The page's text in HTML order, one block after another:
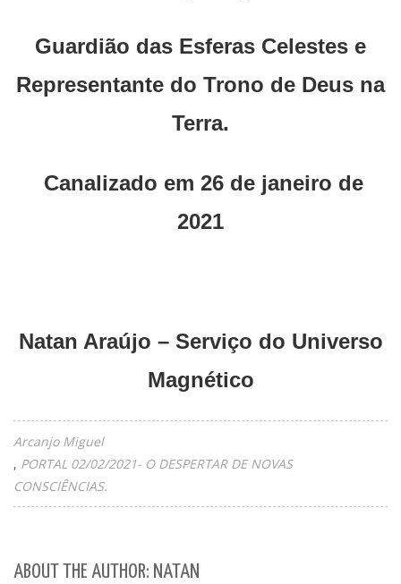
Guardião das Esferas Celestes e
Representante do Trono de Deus na
Terra.
Canalizado em 26 de janeiro de
2021
Natan Araújo – Serviço do Universo
Magnético
Arcanjo Miguel
PORTAL 02/02/2021- O DESPERTAR DE NOVAS
CONSCIÊNCIAS.
ABOUT THE AUTHOR: NATAN